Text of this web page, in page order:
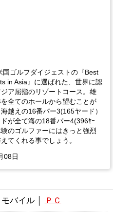
国ゴルフダイジェストの『Best
in Asia』に選ばれた、世界に認
ア屈指のリゾートコース。雄
全てのホールから望むことが
越えの16番パー3(165ヤード）
が全て海の18番パー4(396ﾔｰ
験のゴルファーにはきっと強烈
てくれる事でしょう。
08日
バイル │ ＰＣ